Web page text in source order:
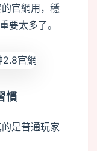
官網用，穩
要太多了。
慣
是普通玩家